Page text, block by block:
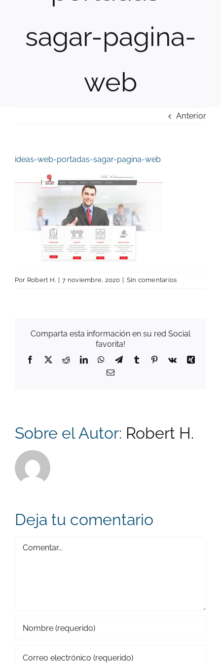
sagar-pagina-
web
Anterior
ideas-web-portadas-sagar-pagina-web
Por Robert H. | 7 noviembre, 2020 | Sin comentarios
Comparta esta información en su red Social
favorita!
Facebook
X RedditLinkedInWhatsApp
TelegramTumblr Pinterest
Vk
Xing
Correo
Sobre el Autor: Robert H.
Deja tu comentario
Comentar